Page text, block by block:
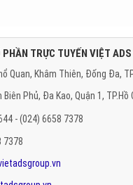
PHẦN TRỰC TUYẾN VIỆT ADS
Quan, Khâm Thiên, Đống Đa,
Phủ, Đa Kao, Quận 1, TP.Hồ
- (024) 6658 7378
7378